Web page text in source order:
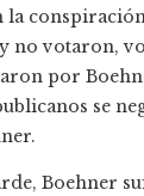
la
no votaron,
por
se
Boehner